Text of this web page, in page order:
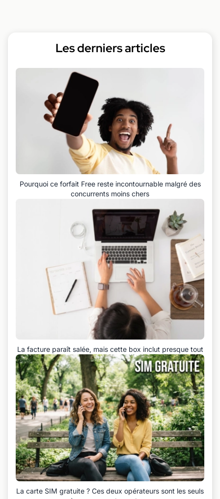
Les derniers articles
Pourquoi ce forfait Free reste incontournable malgré des
concurrents moins chers
La facture paraît salée, mais cette box inclut presque tout
La carte SIM gratuite ? Ces deux opérateurs sont les seuls